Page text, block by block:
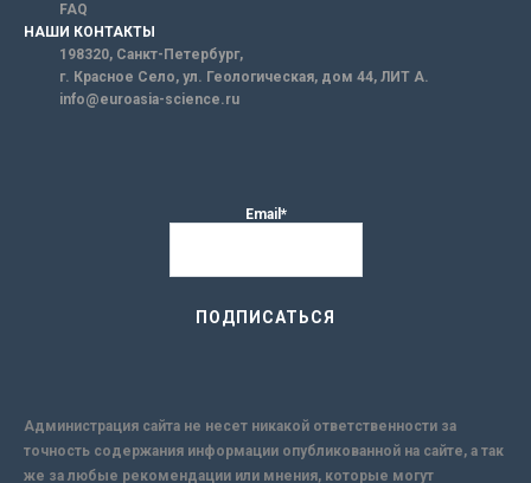
FAQ
НАШИ КОНТАКТЫ
198320, Санкт-Петербург,
г. Красное Село, ул. Геологическая, дом 44, ЛИТ А.
info@euroasia-science.ru
Email*
Администрация сайта не несет никакой ответственности за
точность содержания информации опубликованной на сайте, а так
же за любые рекомендации или мнения, которые могут